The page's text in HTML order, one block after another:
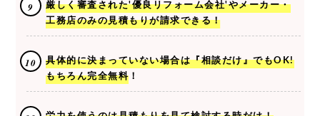
厳しく審査された'優良リフォーム会社'やメーカー・
工務店のみの見積もりが請求できる！
具体的に決まっていない場合は『相談だけ』でもOK!
もちろん完全無料！